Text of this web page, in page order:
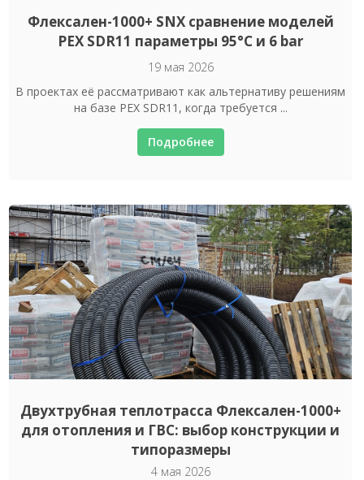
Флексален-1000+ SNX сравнение моделей
PEX SDR11 параметры 95°C и 6 bar
19 мая 2026
В проектах её рассматривают как альтернативу решениям
на базе PEX SDR11, когда требуется ...
Подробнее
Двухтрубная теплотрасса Флексален-1000+
для отопления и ГВС: выбор конструкции и
типоразмеры
4 мая 2026